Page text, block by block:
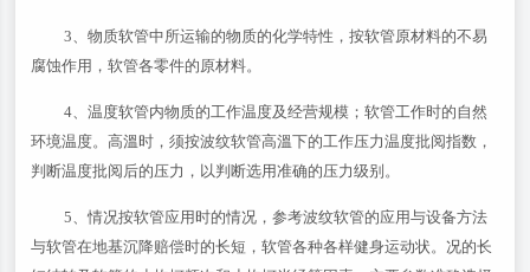
3、物质软管中所运输的物质的化学特性，按软管原材料的不易
腐蚀作用，软管各零件的原材料。
4、温度软管内物质的工作温度及经营规模；软管工作时的自然
环境温度。高溫时，须按波纹软管高溫下的工作压力温度批阅指数，
判断温度批阅后的压力，以判断选用准确的压力级别。
5、情况按软管应用时的情况，参考波纹软管的应用与设备方法
与软管在地基沉降赔偿时的长短，软管各种各样健身运动状。况的长